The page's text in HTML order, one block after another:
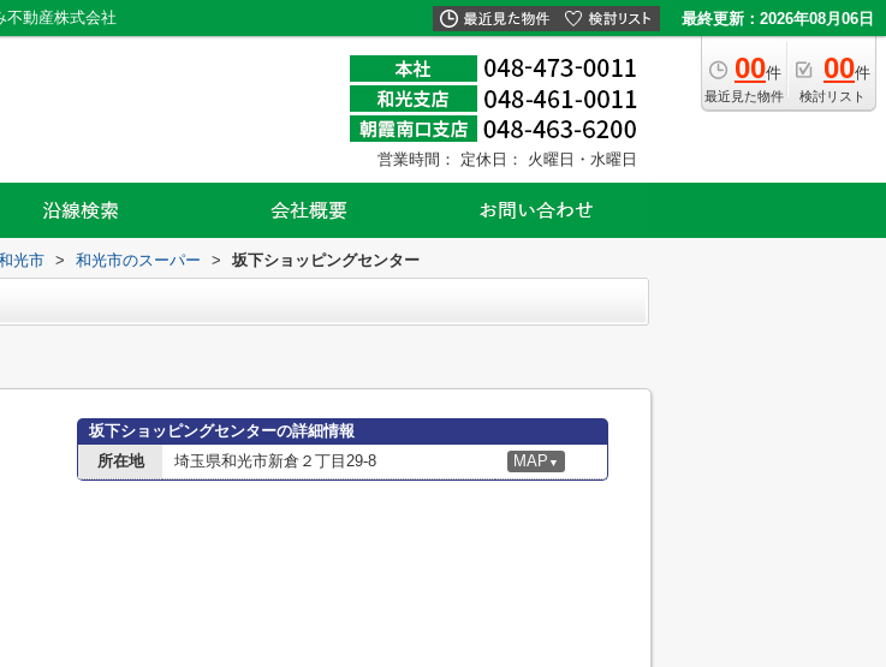
不動産株式会社 最終更新：2026年08月06日
00件
最近見た物件
00件
検討リスト
営業時間： 定休日： 火曜日・水曜日
光市 > 和光市のスーパー > 坂下ショッピングセンター
坂下ショッピングセンターの詳細情報
所在地
埼玉県和光市新倉２丁目29-8 MAP ▼